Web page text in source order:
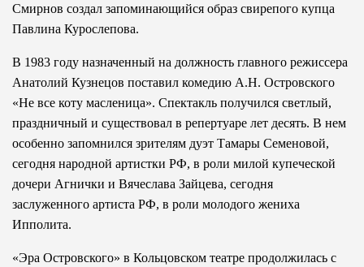
Смирнов создал запоминающийся образ свирепого купца
Павлина Курослепова.
В 1983 году назначенный на должность главного режиссера
Анатолий Кузнецов поставил комедию А.Н. Островского
«Не все коту масленица». Спектакль получился светлый,
праздничный и существовал в репертуаре лет десять. В нем
особенно запомнился зрителям дуэт Тамары Семеновой,
сегодня народной артистки РФ, в роли милой купеческой
дочери Агнички и Вячеслава Зайцева, сегодня
заслуженного артиста РФ, в роли молодого жениха
Ипполита.
«Эра Островского» в Кольцовском театре продолжилась с